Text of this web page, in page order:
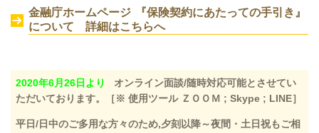
金融庁ホームページ 『保険契約にあたっての手引き』
について 詳細はこちらへ
2020年6月26日より
オンライン面談/随時対応可能とさせてい
ただいております。［※ 使用ツール ＺＯＯＭ ; Skype ; LINE］
平日/日中のご多用な方々のため,夕刻以降～夜間・土日祝もご相